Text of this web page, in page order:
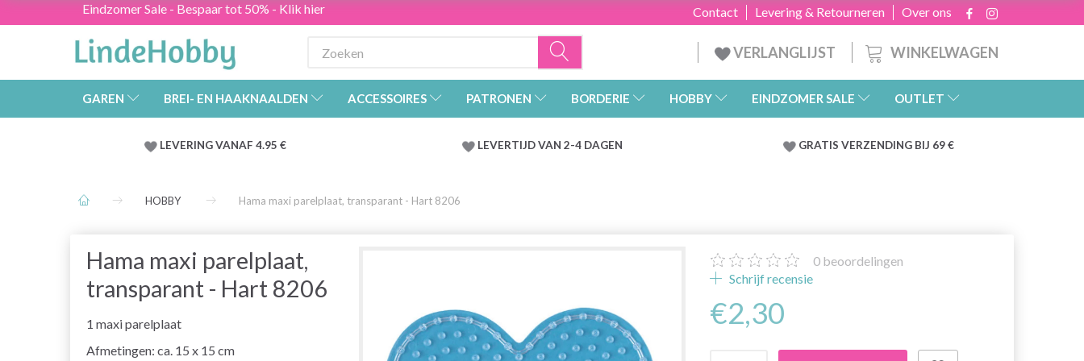
Eindzomer Sale - Bespaar tot 50% - Klik hier Over ons
Levering & Retourneren
Contact
WINKELWAGEN
VERLANGLIJST
GAREN BREI- EN HAAKNAALDEN ACCESSOIRES PATRONEN BORDERIE HOBBY EINDZOMER SALE OUTLET
LEVERING VANAF 4.95 € LEVERTIJD VAN 2-4 DAGEN GRATIS VERZENDING BIJ 69 €
HOBBY Hama maxi parelplaat, transparant - Hart 8206
Hama maxi parelplaat,
transparant - Hart 8206
1 maxi parelplaat
Afmetingen: ca. 15 x 15 cm
0 beoordelingen
Schrijf recensie
€2,30